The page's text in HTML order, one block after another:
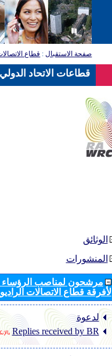
صفحة الاستقبال: قطاع
الوثائق
المنشورات
مرشحون لمناصب الرؤساء
لأفرقة قطاع الاتصالات
لدعوة
Replies received by BR
قطاعات الاتحاد